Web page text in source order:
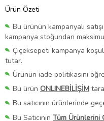
Ürün Özeti
Bu ürünün kampanyalı
kampanya stoğundan
Çiçeksepeti kampanya
tutar.
Ürünün iade politikasını
Bu ürün ONLINEBİLİŞİM
Bu satıcının ürünlerinde
Bu Satıcının Tüm Ürünlerini